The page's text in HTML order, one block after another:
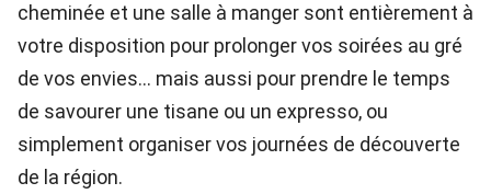
cheminée et une salle à manger sont entièrement à
votre disposition pour prolonger vos soirées au gré
de vos envies... mais aussi pour prendre le temps
de savourer une tisane ou un expresso, ou
simplement organiser vos journées de découverte
de la région.